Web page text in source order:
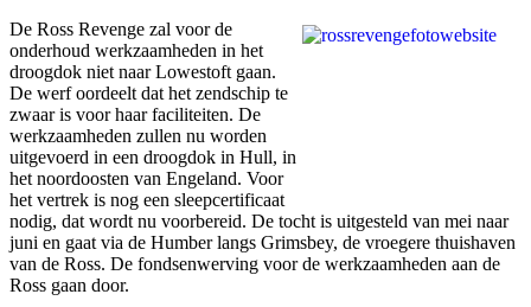
De Ross Revenge zal voor de
onderhoud werkzaamheden in het
droogdok niet naar Lowestoft gaan.
De werf oordeelt dat het zendschip te
zwaar is voor haar faciliteiten. De
werkzaamheden zullen nu worden
uitgevoerd in een droogdok in Hull, in
het noordoosten van Engeland. Voor
het vertrek is nog een sleepcertificaat
nodig, dat wordt nu voorbereid. De tocht is uitgesteld van mei naar
juni en gaat via de Humber langs Grimsbey, de vroegere thuishaven
van de Ross. De fondsenwerving voor de werkzaamheden aan de
Ross gaan door.